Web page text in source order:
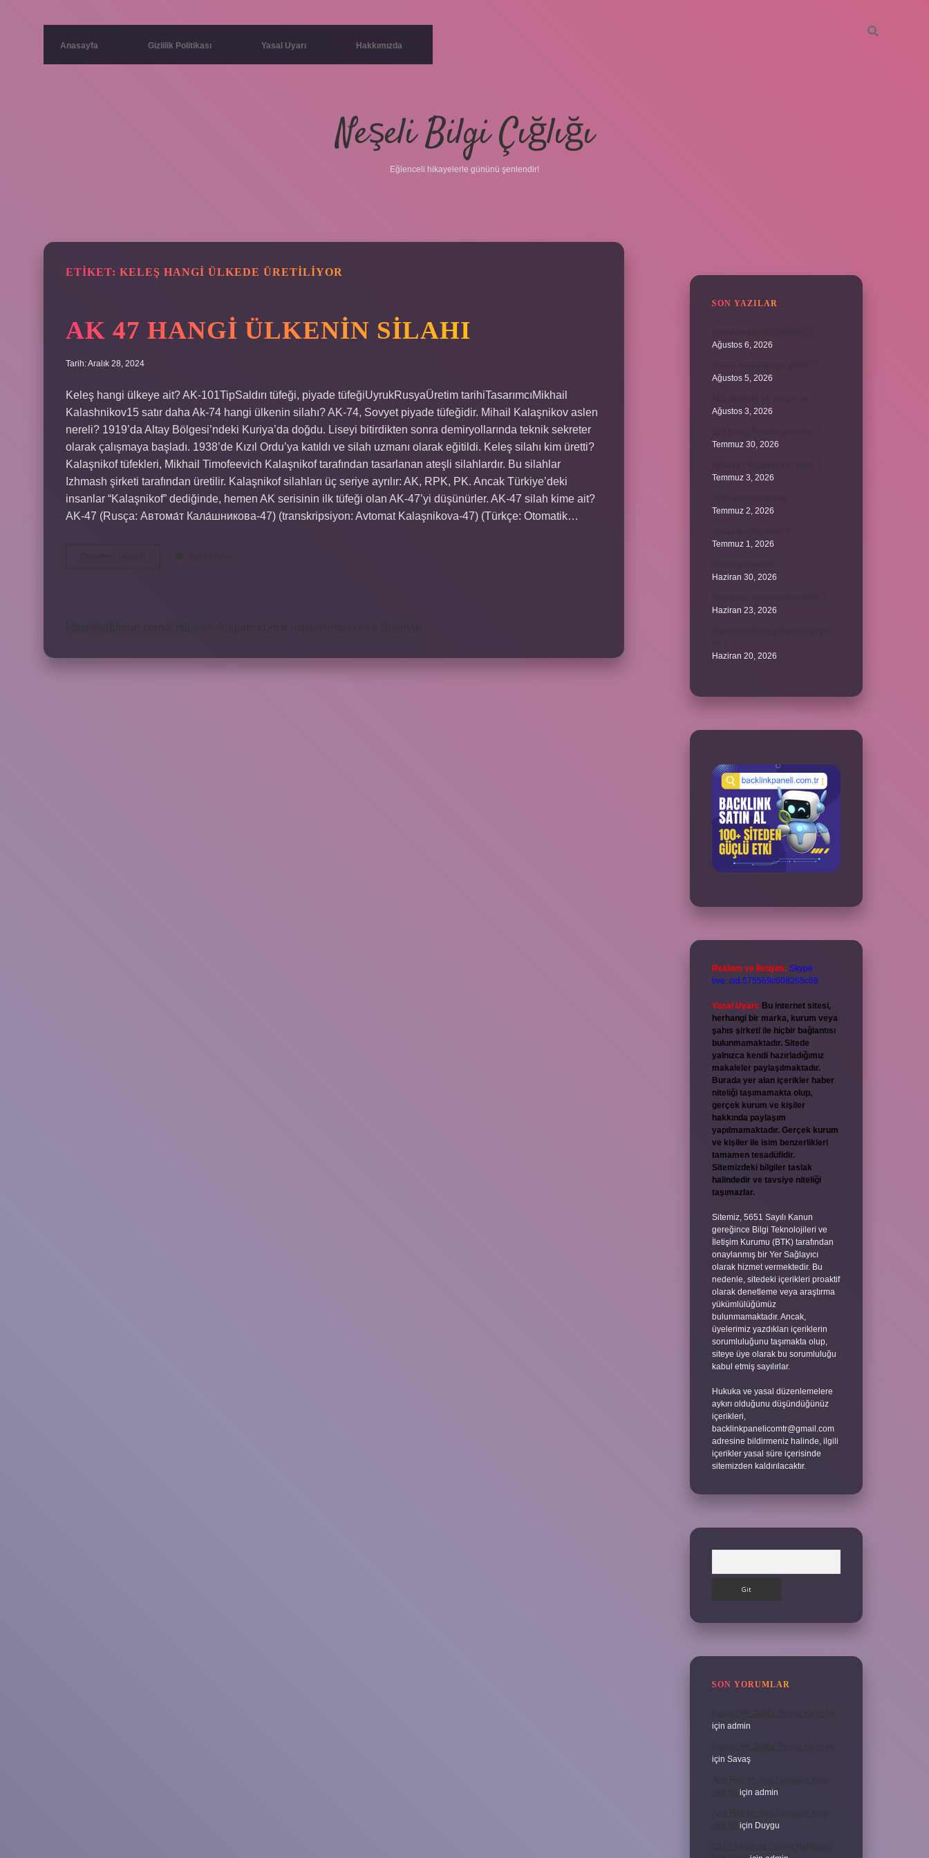
Anasayfa Gizlilik Politikası Yasal Uyarı Hakkımızda
Neşeli Bilgi Çığlığı
Eğlenceli hikayelerle gününü şenlendir!
ETIKET: KELEŞ HANGI ÜLKEDE ÜRETILIYOR
AK 47 HANGI ÜLKENIN SILAHI
Tarih: Aralık 28, 2024
Keleş hangi ülkeye ait? AK-101TipSaldırı tüfeği, piyade tüfeğiUyrukRusyaÜretim tarihiTasarımcıMikhail
Kalashnikov15 satır daha Ak-74 hangi ülkenin silahı? AK-74, Sovyet piyade tüfeğidir. Mihail Kalaşnikov aslen
nereli? 1919’da Altay Bölgesi’ndeki Kuriya’da doğdu. Liseyi bitirdikten sonra demiryollarında teknik sekreter
olarak çalışmaya başladı. 1938’de Kızıl Ordu’ya katıldı ve silah uzmanı olarak eğitildi. Keleş silahı kim üretti?
Kalaşnikof tüfekleri, Mikhail Timofeevich Kalaşnikof tarafından tasarlanan ateşli silahlardır. Bu silahlar
Izhmash şirketi tarafından üretilir. Kalaşnikof silahları üç seriye ayrılır: AK, RPK, PK. Ancak Türkiye’deki
insanlar “Kalaşnikof” dediğinde, hemen AK serisinin ilk tüfeği olan AK-47’yi düşünürler. AK-47 silah kime ait?
AK-47 (Rusça: Автома́т Кала́шникова-47) (transkripsiyon: Avtomat Kalaşnikova-47) (Türkçe: Otomatik…
SON YAZILAR
Ağustos 6, 2026
Ağustos 5, 2026
Ağustos 3, 2026
Temmuz 30, 2026
Temmuz 3, 2026
Temmuz 2, 2026
Temmuz 1, 2026
Haziran 30, 2026
Haziran 23, 2026
Haziran 20, 2026
Reklam ve İletişim: Skype:
live:.cid.575569c608265c69
Yasal Uyarı: Bu internet sitesi,
herhangi bir marka, kurum veya
şahıs şirketi ile hiçbir bağlantısı
bulunmamaktadır. Sitede
yalnızca kendi hazırladığımız
makaleler paylaşılmaktadır.
Burada yer alan içerikler haber
niteliği taşımamakta olup,
gerçek kurum ve kişiler
hakkında paylaşım
yapılmamaktadır. Gerçek kurum
ve kişiler ile isim benzerlikleri
tamamen tesadüfidir.
Sitemizdeki bilgiler taslak
halindedir ve tavsiye niteliği
taşımazlar.
Sitemiz, 5651 Sayılı Kanun
gereğince Bilgi Teknolojileri ve
İletişim Kurumu (BTK) tarafından
onaylanmış bir Yer Sağlayıcı
olarak hizmet vermektedir. Bu
nedenle, sitedeki içerikleri proaktif
olarak denetleme veya araştırma
yükümlülüğümüz
bulunmamaktadır. Ancak,
üyelerimiz yazdıkları içeriklerin
sorumluluğunu taşımakta olup,
siteye üye olarak bu sorumluluğu
kabul etmiş sayılırlar.
Hukuka ve yasal düzenlemelere
aykırı olduğunu düşündüğünüz
içerikleri,
backlinkpanelicomtr@gmail.com
adresine bildirmeniz halinde, ilgili
içerikler yasal süre içerisinde
sitemizden kaldırılacaktır.
SON YORUMLAR
Kumun Ve Zuhûr Teorisi Kime Ait
için admin
Kumun Ve Zuhûr Teorisi Kime Ait
için Savaş
Ana Fikir Ve Ana Düşünce Aynı
Şey Mi için admin
Ana Fikir Ve Ana Düşünce Aynı
Şey Mi için Duygu
1513 Tarihli Ilk Dünya Haritasını